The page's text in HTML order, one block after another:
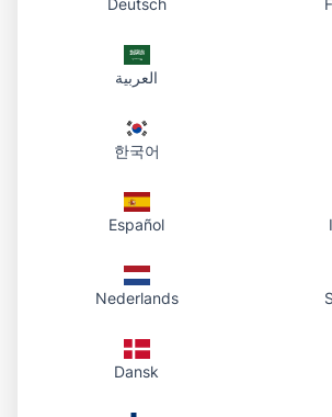
Atau e-mel kami di
العربية
한국어
Español
Nederlands
Dansk